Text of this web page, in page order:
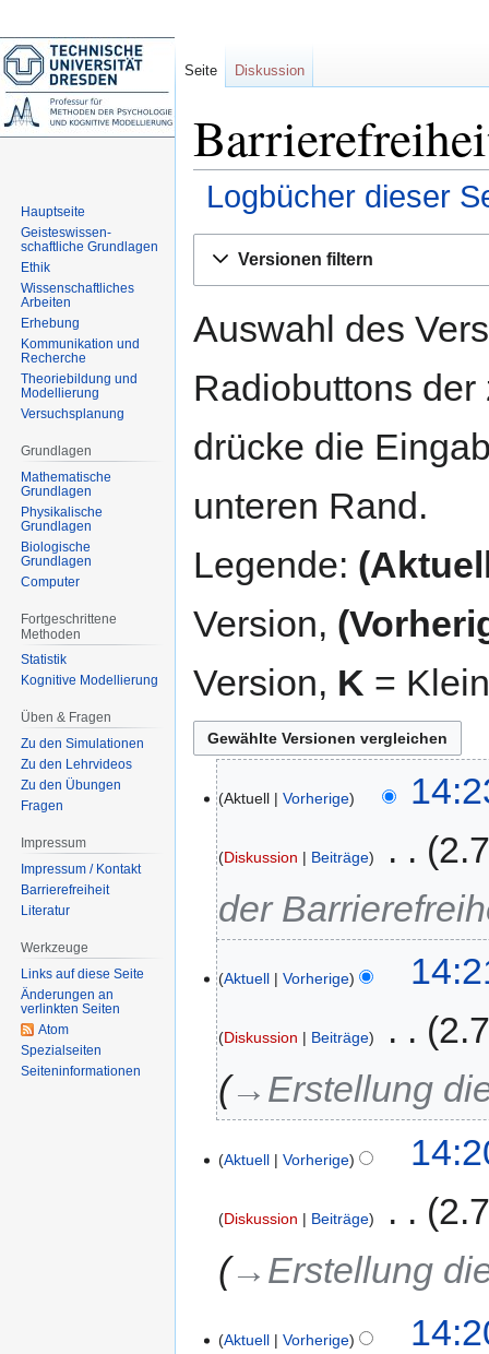
Logbücher dieser
Navigation
Suche
Versionen filtern
Auswahl des
Radiobuttons
drücke die
unteren Rand.
Legende:
Version,
Version, K =
August
2022
Aktuell Vorherige
Diskussion Beiträge
der
Aktuell Vorherige
Diskussion Beiträge
→‎Erstellung
Aktuell Vorherige
Diskussion Beiträge
→‎Erstellung
Aktuell Vorherige
Seite Diskussion
Hauptseite
Geisteswissen-
schaftliche Grundlagen
Ethik
Wissenschaftliches
Arbeiten
Erhebung
Kommunikation und
Recherche
Theoriebildung und
Modellierung
Versuchsplanung
Grundlagen
Mathematische
Grundlagen
Physikalische
Grundlagen
Biologische
Grundlagen
Computer
Fortgeschrittene
Methoden
Statistik
Kognitive Modellierung
Üben & Fragen
Zu den Simulationen
Zu den Lehrvideos
Zu den Übungen
Fragen
Impressum
Impressum / Kontakt
Barrierefreiheit
Literatur
Werkzeuge
Links auf diese Seite
Änderungen an
verlinkten Seiten
Atom
Spezialseiten
Seiten­informationen